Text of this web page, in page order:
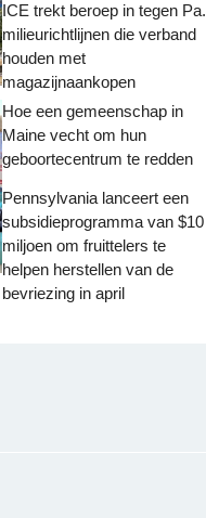
ICE trekt beroep in tegen Pa.
milieurichtlijnen die verband
houden met
magazijnaankopen
Hoe een gemeenschap in
Maine vecht om hun
geboortecentrum te redden
Pennsylvania lanceert een
subsidieprogramma van $10
miljoen om fruittelers te
helpen herstellen van de
bevriezing in april